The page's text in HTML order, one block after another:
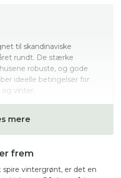
til skandinaviske
rundt. De stærke
robuste, og gode
ideelle betingelser for
vinter.
den erfarne, der
planter mod frost
mere
frem
vintergrønt, er det en